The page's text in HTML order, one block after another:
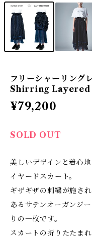
フリーシャーリン
Shirring
¥79,200
SOLD OUT
美しいデザインと着心
イヤードスカート。
ギザギザの刺繍が施さ
あるサテンオーガンジ
りの一枚です。
スカートの折りたたま